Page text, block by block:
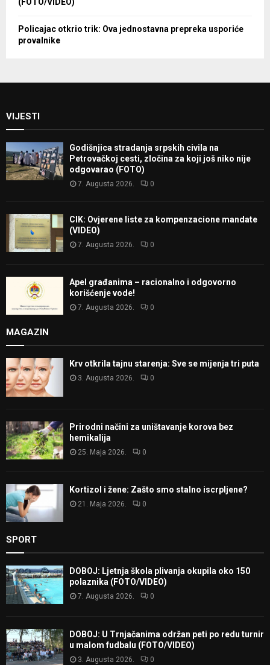
Policajac otkrio trik: Ova jednostavna prepreka usporiće
provalnike
VIJESTI
Godišnjica stradanja srpskih civila na
Petrovačkoj cesti, zločina za koji još niko nije
odgovarao (FOTO)
7. Augusta 2026. 0
CIK: Ovjerene liste za kompenzacione mandate
(VIDEO)
7. Augusta 2026. 0
Apel građanima – racionalno i odgovorno
korišćenje vode!
7. Augusta 2026. 0
MAGAZIN
Krv otkrila tajnu starenja: Sve se mijenja tri puta
3. Augusta 2026. 0
Prirodni načini za uništavanje korova bez
hemikalija
25. Maja 2026. 0
Kortizol i žene: Zašto smo stalno iscrpljene?
21. Maja 2026. 0
SPORT
DOBOJ: Ljetnja škola plivanja okupila oko 150
polaznika (FOTO/VIDEO)
7. Augusta 2026. 0
DOBOJ: U Trnjačanima održan peti po redu turnir
u malom fudbalu (FOTO/VIDEO)
3. Augusta 2026. 0